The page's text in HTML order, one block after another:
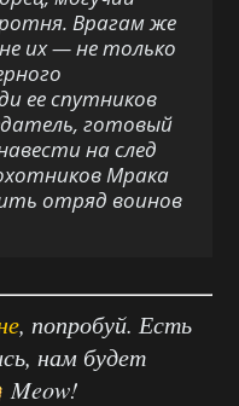
Врагам же
их — не только
ее спутников
готовый
на след
Мрака
отряд воинов
, попробуй. Есть
нам будет
Meow!